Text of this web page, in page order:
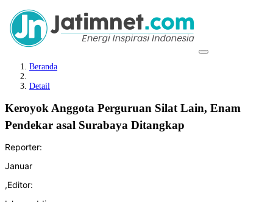
Beranda
Detail
Keroyok Anggota Perguruan Silat Lain, Enam
Pendekar asal Surabaya Ditangkap
Reporter:
Januar
,Editor: